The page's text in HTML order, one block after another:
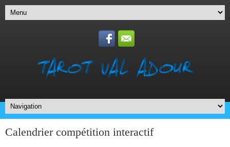
Calendrier compétition interactif